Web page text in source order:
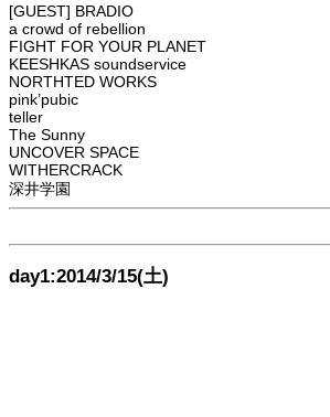
[GUEST] BRADIO
a crowd of rebellion
FIGHT FOR YOUR PLANET
KEESHKAS soundservice
NORTHTED WORKS
pink’pubic
teller
The Sunny
UNCOVER SPACE
WITHERCRACK
深井学園
day1:2014/3/15(土)